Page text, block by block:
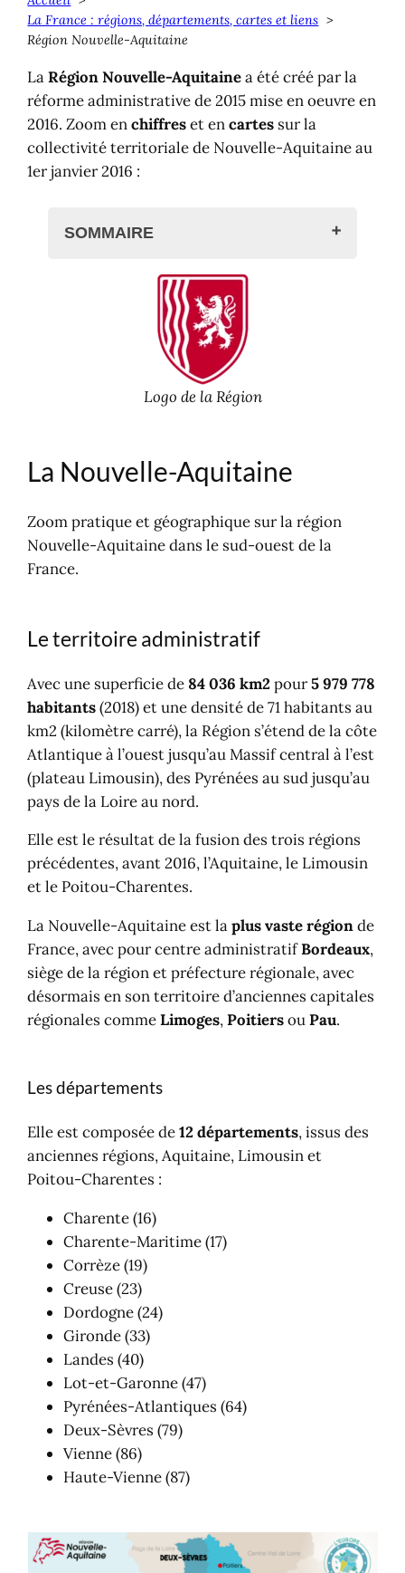
La France : régions, départements, cartes et liens
Région Nouvelle-Aquitaine
LaRégion Nouvelle-Aquitainea été créé par la
réforme administrative de 2015 mise en oeuvre en
2016. Zoom enchiffreset encartes sur la
collectivité territoriale de Nouvelle-Aquitaine au
1er janvier 2016 :
SOMMAIRE
La Nouvelle-Aquitaine
Le territoire administratif
Nouvelle-Aquitaine en chiffres
La Nouvelle-Aquitaine en cartes
Transports en Nouvelle-Aquitaine
Où dormir en Nouvelle-Aquitaine
Logo de la Région
La Nouvelle-Aquitaine
Zoom pratique et géographique sur la région
Nouvelle-Aquitaine dans le sud-ouest de la
France.
Le territoire administratif
Avec une superficie de 84 036 km2 pour5 979 778
habitants(2018) et une densité de 71 habitants au
km2 (kilomètre carré), la Région s’étend de la côte
Atlantique à l’ouest jusqu’au Massif central à l’est
(plateau Limousin), des Pyrénées au sud jusqu’au
pays de la Loire au nord.
Elle est le résultat de la fusion des trois régions
précédentes, avant 2016, l’Aquitaine, le Limousin
et le Poitou-Charentes.
La Nouvelle-Aquitaine est laplus vaste régionde
France, avec pour centre administratifBordeaux,
siège de la région et préfecture régionale, avec
désormais en son territoire d’anciennes capitales
régionales commeLimoges,PoitiersouPau.
Les départements
Elle est composée de12 départements, issus des
anciennes régions, Aquitaine, Limousin et
Poitou-Charentes :
Charente (16)
Charente-Maritime (17)
Corrèze (19)
Creuse (23)
Dordogne (24)
Gironde (33)
Landes (40)
Lot-et-Garonne (47)
Pyrénées-Atlantiques (64)
Deux-Sèvres (79)
Vienne (86)
Haute-Vienne (87)